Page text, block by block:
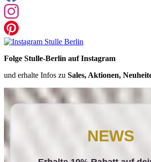
Folge Stulle-Berlin auf Instagram
und erhalte Infos zu Sales, Aktionen,
NEWS